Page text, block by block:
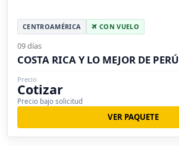
CENTROAMÉRICA CON VUELO
09 días
COSTA RICA Y LO MEJOR DE PERÚ
Precio
Cotizar
Precio bajo solicitud
VER PAQUETE